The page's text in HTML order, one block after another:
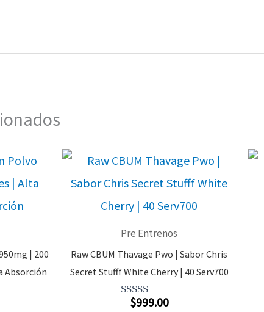
| 200
Absorción
Pre Entrenos
Raw CBUM Thavage Pwo | Sabor Chris
Secret Stufff White Cherry | 40 Serv700
Valorado
$999.00